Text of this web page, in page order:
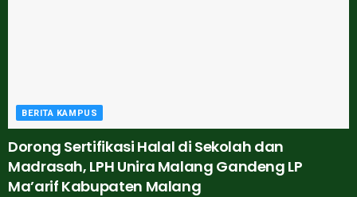
BERITA KAMPUS
Dorong Sertifikasi Halal di Sekolah dan
Madrasah, LPH Unira Malang Gandeng LP
Ma’arif Kabupaten Malang